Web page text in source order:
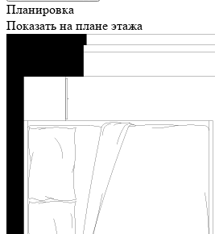
Планировка
Показать на плане этажа